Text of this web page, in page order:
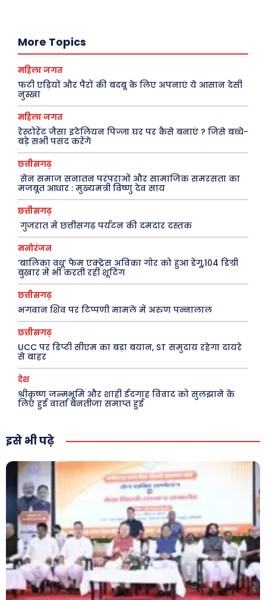
पर्यटन
जानकारी
Laptops
Mobiles
स्वास्थ्य
क़ायदे क़ानून जानकारी
कैरियर और शिक्षा
X Youtube
More Topics
महिला जगत
फटी एड़ियों और पैरों की बदबू के लिए अपनाएं ये आसान देसी
नुस्खा
महिला जगत
रेस्टोरेंट जैसा इटेलियन पिज्जा घर पर कैसे बनाएं ? जिसे बच्चे-
बड़े सभी पसंद करेंगे
छत्तीसगढ़
सेन समाज सनातन परंपराओं और सामाजिक समरसता का
मजबूत आधार : मुख्यमंत्री विष्णु देव साय
छत्तीसगढ़
गुजरात में छत्तीसगढ़ पर्यटन की दमदार दस्तक
मनोरंजन
‘बालिका वधू’ फेम एक्ट्रेस अविका गोर को हुआ डेंगू,104 डिग्री
बुखार में भी करती रहीं शूटिंग
छत्तीसगढ़
भगवान शिव पर टिप्पणी मामले में अरुण पन्नालाल
छत्तीसगढ़
UCC पर डिप्टी सीएम का बड़ा बयान, ST समुदाय रहेगा दायरे
से बाहर
देश
श्रीकृष्ण जन्मभूमि और शाही ईदगाह विवाद को सुलझाने के
लिए हुई वार्ता बेनतीजा समाप्त हुई
इसे भी पढ़े